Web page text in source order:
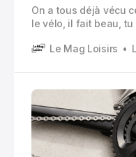
On a tous déjà vécu
le vélo, il fait beau,
chaîne qui saute. Tu
Le Mag Loisirs